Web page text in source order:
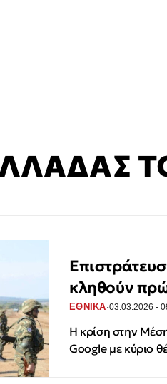
κληθούν
ΕΘΝΙΚΑ·03.03.2026 -
Η κρίση στην Μέση
Google με κύριο